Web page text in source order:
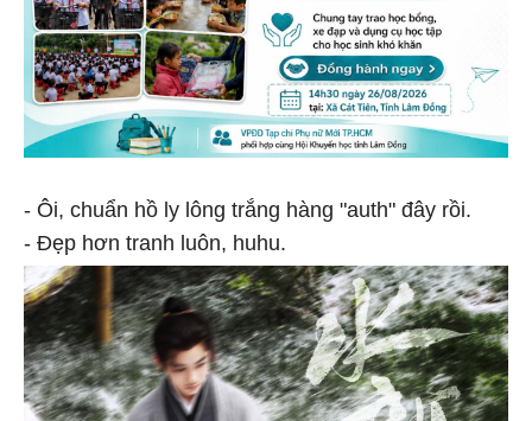
- Ôi, chuẩn hồ ly lông trắng hàng "auth" đây rồi.
- Đẹp hơn tranh luôn, huhu.